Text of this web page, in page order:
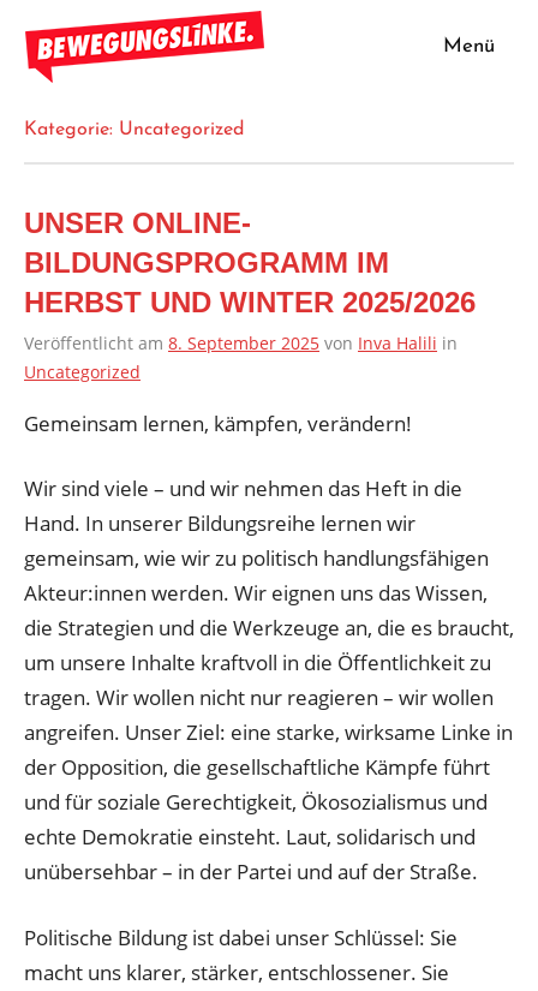
Inhalt
springen
Bewegungslinke
Menü
Kategorie: Uncategorized
UNSER ONLINE-
BILDUNGSPROGRAMM IM
HERBST UND WINTER 2025/2026
Veröffentlicht am 8. September 2025 von Inva Halili in
Uncategorized
Gemeinsam lernen, kämpfen, verändern!
Wir sind viele – und wir nehmen das Heft in die
Hand. In unserer Bildungsreihe lernen wir
gemeinsam, wie wir zu politisch handlungsfähigen
Akteur:innen werden. Wir eignen uns das Wissen,
die Strategien und die Werkzeuge an, die es braucht,
um unsere Inhalte kraftvoll in die Öffentlichkeit zu
tragen. Wir wollen nicht nur reagieren – wir wollen
angreifen. Unser Ziel: eine starke, wirksame Linke in
der Opposition, die gesellschaftliche Kämpfe führt
und für soziale Gerechtigkeit, Ökosozialismus und
echte Demokratie einsteht. Laut, solidarisch und
unübersehbar – in der Partei und auf der Straße.
Politische Bildung ist dabei unser Schlüssel: Sie
macht uns klarer, stärker, entschlossener. Sie